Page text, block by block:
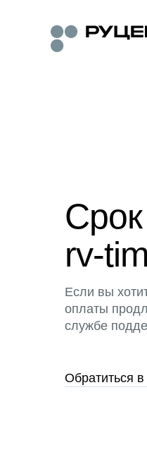
rv-
Если вы
оплаты
службе
Обратиться